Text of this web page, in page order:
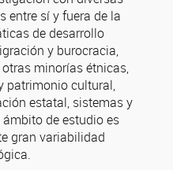
entre sí y fuera de la
de desarrollo
y burocracia,
minorías étnicas,
patrimonio cultural,
estatal, sistemas y
de estudio es
gran variabilidad